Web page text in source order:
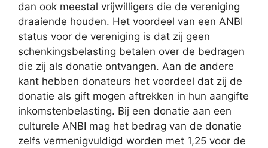
dan ook meestal vrijwilligers die de vereniging
draaiende houden. Het voordeel van een ANBI
status voor de vereniging is dat zij geen
schenkingsbelasting betalen over de bedragen
die zij als donatie ontvangen. Aan de andere
kant hebben donateurs het voordeel dat zij de
donatie als gift mogen aftrekken in hun aangifte
inkomstenbelasting. Bij een donatie aan een
culturele ANBI mag het bedrag van de donatie
zelfs vermenigvuldigd worden met 1,25 voor de